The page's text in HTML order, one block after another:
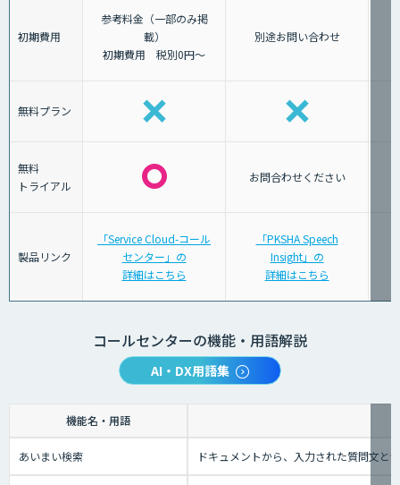
初期費用
参考料金（一部のみ掲
載）
初期費用 税別0円～
別途お問い合わせ
無料プラン
無料
トライアル
お問合わせください
製品リンク
「Service Cloud-コール
センター」の
詳細はこちら
「PKSHA Speech
Insight」の
詳細はこちら
コールセンターの機能・用語解説
AI・DX用語集
機能名・用語
あいまい検索 ドキュメントから、入力された質問文と